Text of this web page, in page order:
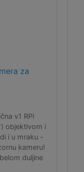
za
v1 RPi
objektivom i
i u mraku -
kameru!
duljine